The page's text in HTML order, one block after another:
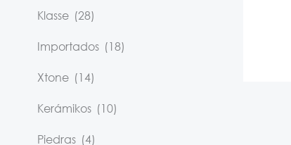
Klasse (28)
Importados (18)
Xtone (14)
Kerámikos (10)
Piedras (4)